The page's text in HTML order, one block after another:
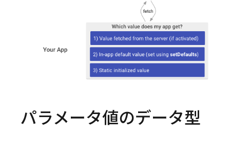
パラメータ値のデータ型